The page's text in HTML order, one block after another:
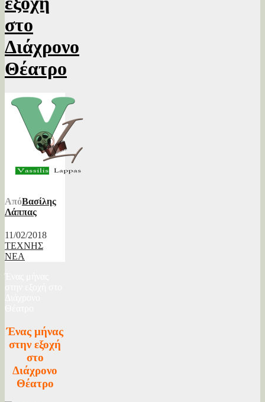
στο
Διάχρονο
Θέατρο
ΑπόΒασίλης
Λάππας
11/02/2018
ΤΕΧΝΗΣ
ΝΕΑ
Ένας μήνας
στην εξοχή
στο
Διάχρονο
Θέατρο